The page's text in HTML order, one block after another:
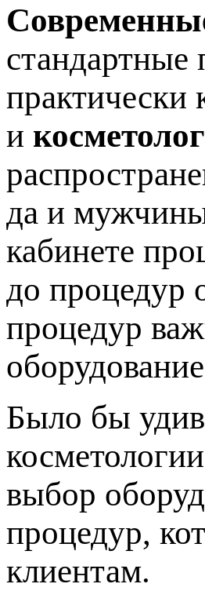
стандартные
и
да и мужчины
кабинете
до процедур
процедур
Было бы
выбор
процедур,
клиентам.